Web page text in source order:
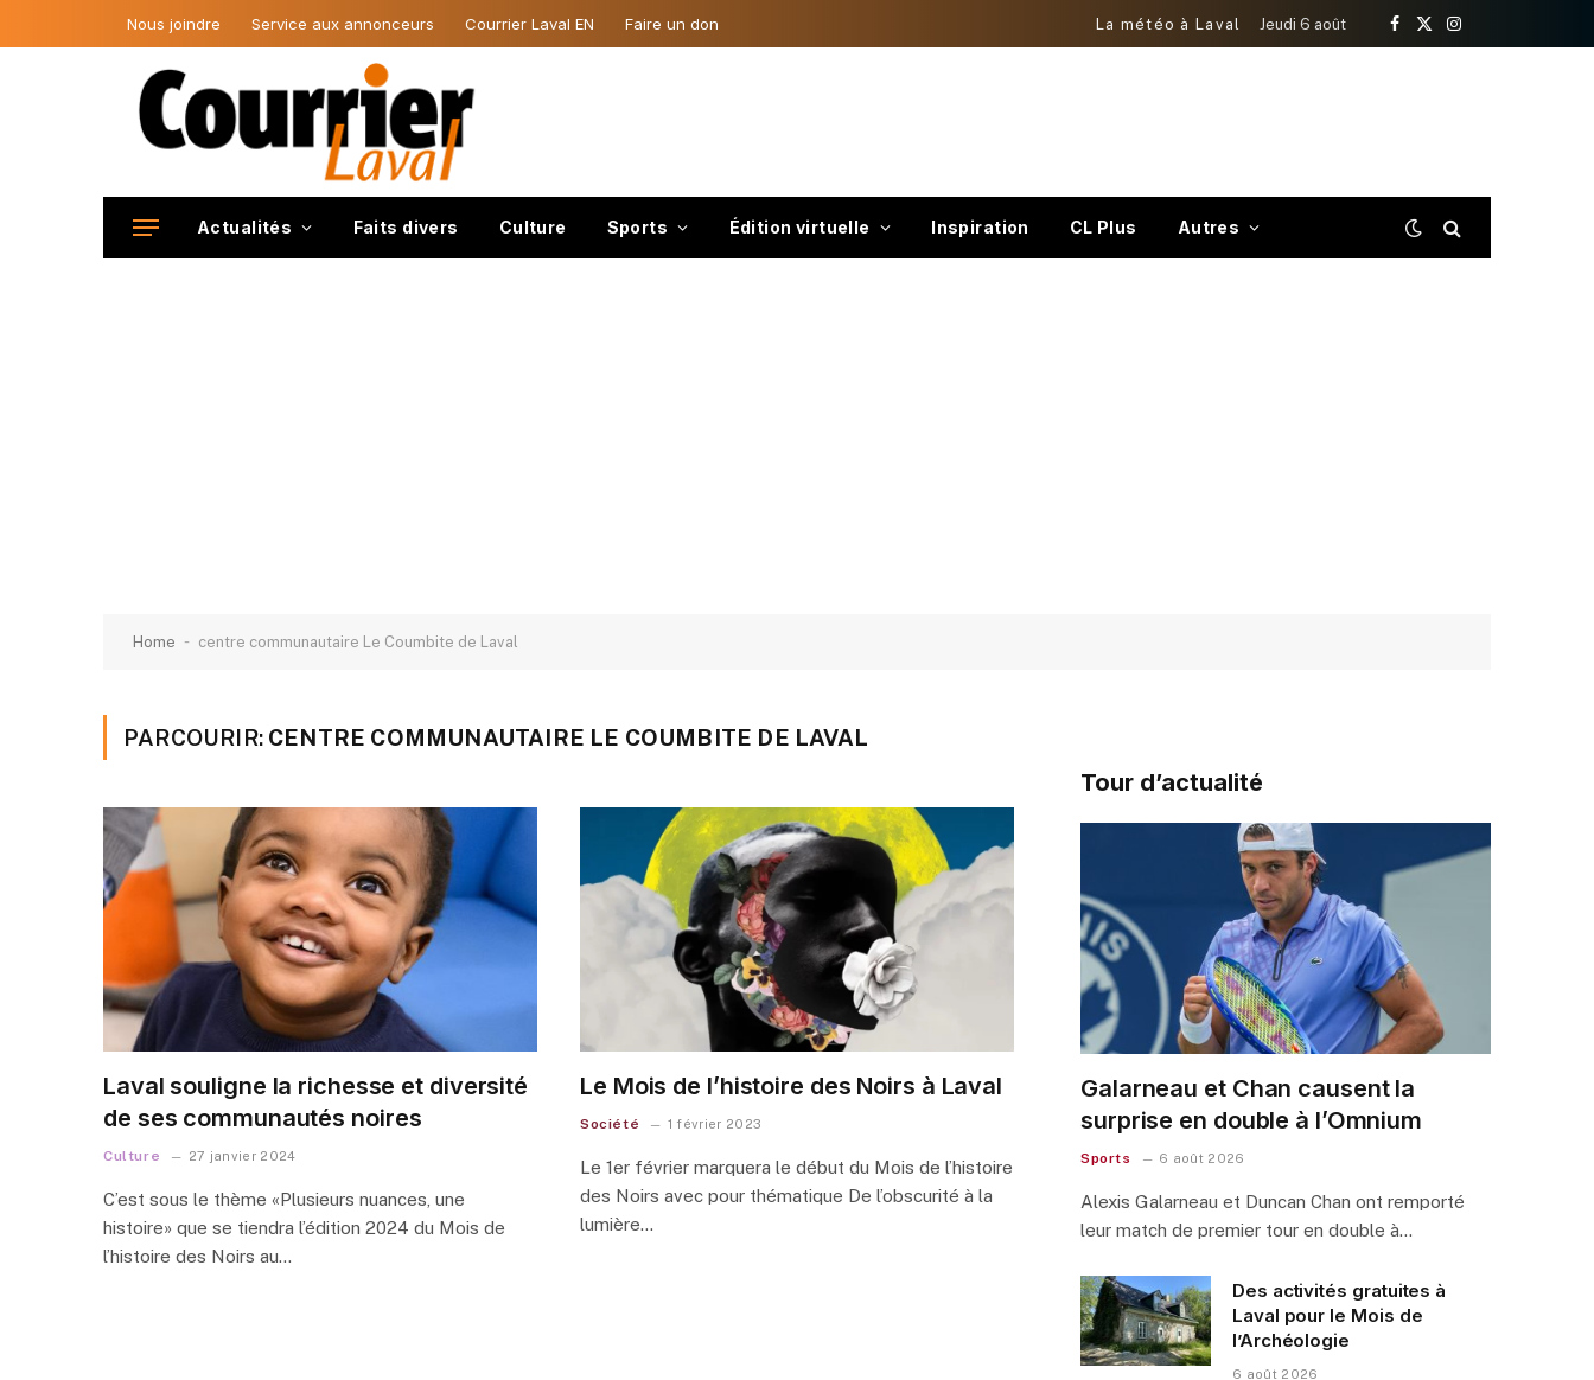
Nous joindre Service aux annonceurs Courrier Laval EN Faire un don La météo à Laval Jeudi 6 août
Facebook
X
Instagram
Actualités Faits divers Culture Sports Édition virtuelle Inspiration CL Plus Autres
Home - centre communautaire Le Coumbite de Laval
PARCOURIR: CENTRE COMMUNAUTAIRE LE COUMBITE DE LAVAL
Laval souligne la richesse et diversité
de ses communautés noires
Culture 27 janvier 2024
C’est sous le thème «Plusieurs nuances, une
histoire» que se tiendra l’édition 2024 du Mois de
l’histoire des Noirs au…
Le Mois de l’histoire des Noirs à Laval
Société 1 février 2023
Le 1er février marquera le début du Mois de l’histoire
des Noirs avec pour thématique De l’obscurité à la
lumière…
Tour d’actualité
Galarneau et Chan causent la
surprise en double à l’Omnium
Sports 6 août 2026
Alexis Galarneau et Duncan Chan ont remporté
leur match de premier tour en double à…
Des activités gratuites à
Laval pour le Mois de
l’Archéologie
6 août 2026